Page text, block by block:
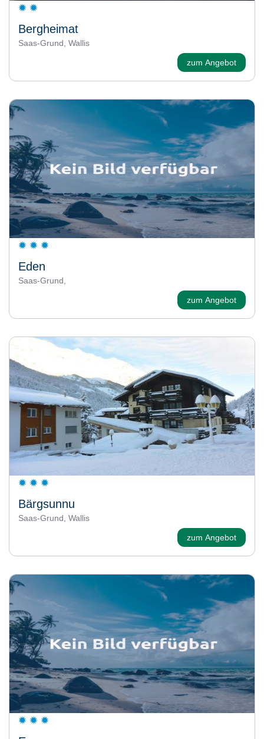
Bergheimat
Saas-Grund, Wallis
zum Angebot
Eden
Saas-Grund,
zum Angebot
Bärgsunnu
Saas-Grund, Wallis
zum Angebot